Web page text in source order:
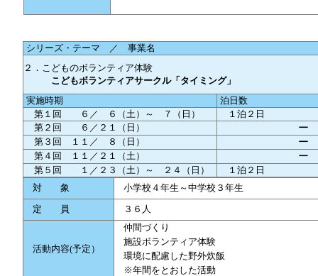
シリーズ・テーマ ／ 事業名
２．こどものボランティア体験
こどもボランティアサークル「タイミング」
実施時期
泊日数
第１回 ６／ ６（土）～ ７（日）
１泊２日
第２回 ６／２１（日）
ー
第３回 １１／ ８（日） ー
第４回 １１／２１（土） ー
第５回 １／２３（土）～ ２４（日）
１泊２日
対 象
小学校４年生～中学校３年生
定 員
３６人
活動内容(予定）
仲間づくり
施設ボランティア体験
環境に配慮した野外炊飯
※年間をとおした活動